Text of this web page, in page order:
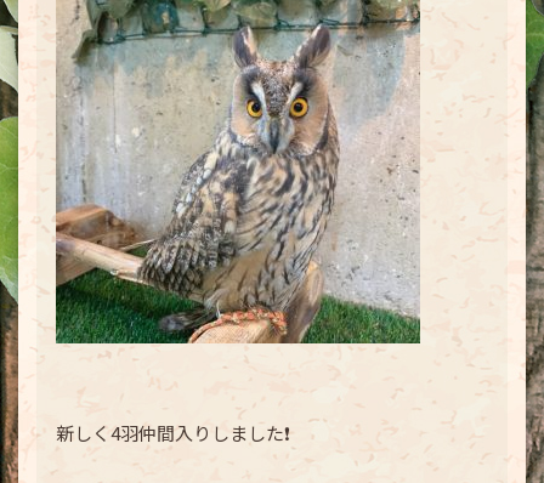
新しく4羽仲間入りしました❗️